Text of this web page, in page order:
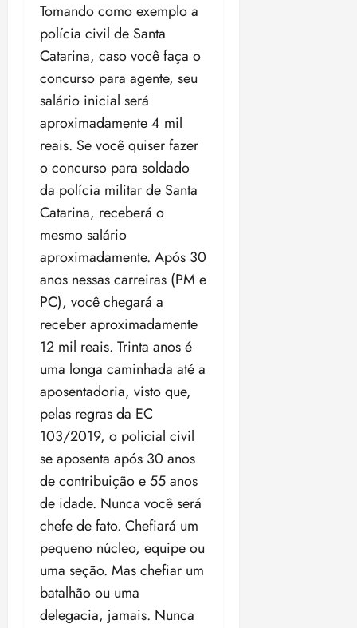
Tomando como exemplo a
polícia civil de Santa
Catarina, caso você faça o
concurso para agente, seu
salário inicial será
aproximadamente 4 mil
reais. Se você quiser fazer
o concurso para soldado
da polícia militar de Santa
Catarina, receberá o
mesmo salário
aproximadamente. Após 30
anos nessas carreiras (PM e
PC), você chegará a
receber aproximadamente
12 mil reais. Trinta anos é
uma longa caminhada até a
aposentadoria, visto que,
pelas regras da EC
103/2019, o policial civil
se aposenta após 30 anos
de contribuição e 55 anos
de idade. Nunca você será
chefe de fato. Chefiará um
pequeno núcleo, equipe ou
uma seção. Mas chefiar um
batalhão ou uma
delegacia, jamais. Nunca